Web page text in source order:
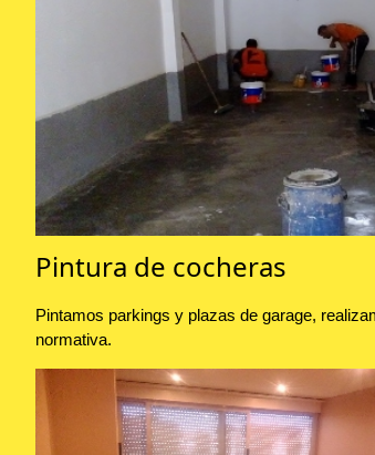
Pintura de cocheras
Pintamos parkings y plazas de garage,
normativa.